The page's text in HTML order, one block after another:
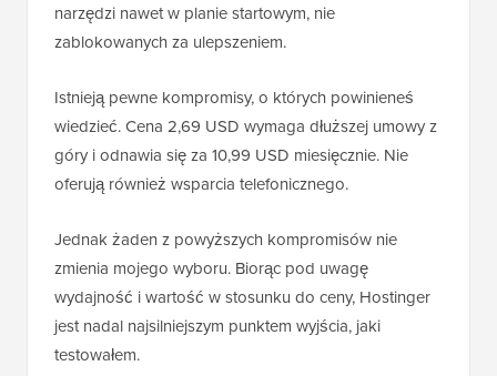
narzędzi nawet w planie startowym, nie
zablokowanych za ulepszeniem.
Istnieją pewne kompromisy, o których powinieneś
wiedzieć. Cena 2,69 USD wymaga dłuższej umowy z
góry i odnawia się za 10,99 USD miesięcznie. Nie
oferują również wsparcia telefonicznego.
Jednak żaden z powyższych kompromisów nie
zmienia mojego wyboru. Biorąc pod uwagę
wydajność i wartość w stosunku do ceny, Hostinger
jest nadal najsilniejszym punktem wyjścia, jaki
testowałem.